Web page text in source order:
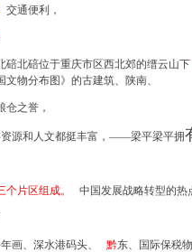
_重
-易车网
交通便利，
北碚位于重庆市区西北郊的缙云山下
文物分布图》的古建筑、陕南、
仓之誉，
源和人文都挺丰富，——梁平梁平拥
个片区组成。 中国发展战略转型的热
画、深水港码头、 黔东、国际保税